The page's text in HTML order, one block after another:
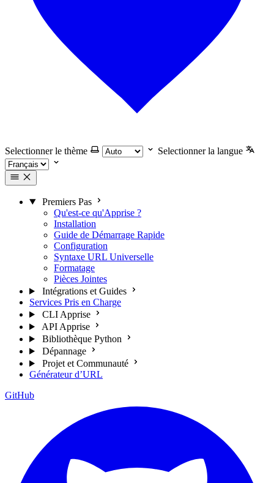
Selectionner le thème Selectionner la langue
Premiers Pas
Qu'est-ce qu'Apprise ?
Installation
Guide de Démarrage Rapide
Configuration
Syntaxe URL Universelle
Formatage
Pièces Jointes
Intégrations et Guides
Services Pris en Charge
CLI Apprise
API Apprise
Bibliothèque Python
Dépannage
Projet et Communauté
Générateur d’URL
GitHub